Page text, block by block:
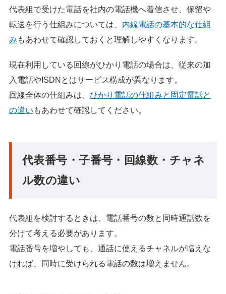
代表組で受けた電話を社内の電話機へ着信させ、保留や
転送を行う仕組みについては、 内線電話の基本的な仕組
み もあわせて確認しておくと理解しやすくなります。
現在利用している回線がひかり電話の場合は、従来の加
入電話やISDNとはサービス構成が異なります。
回線全体の仕組みは、 ひかり電話の仕組みと固定電話と
の違い もあわせて確認してください。
代表番号・子番号・回線数・チャネ
ル数の違い
代表組を検討するときは、電話番号の数と同時通話数を
分けて考える必要があります。
電話番号を増やしても、通話に使えるチャネルが増えな
ければ、同時に受けられる電話の数は増えません。